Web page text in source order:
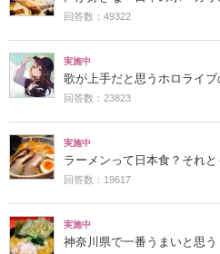
回答数：49322
実施中
歌が上手だと思うホロライブ
回答数：23823
実施中
ラーメンって日本食？それと
回答数：19617
実施中
神奈川県で一番うまいと思